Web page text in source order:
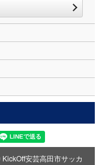
安芸高田市サッカ